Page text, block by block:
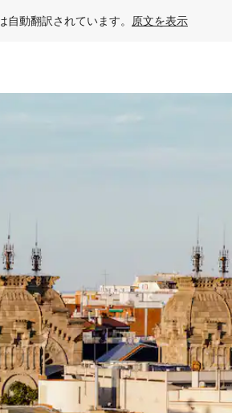
自動翻訳されています。 原文を表示
たはスワイプして検索結果を確認するこ